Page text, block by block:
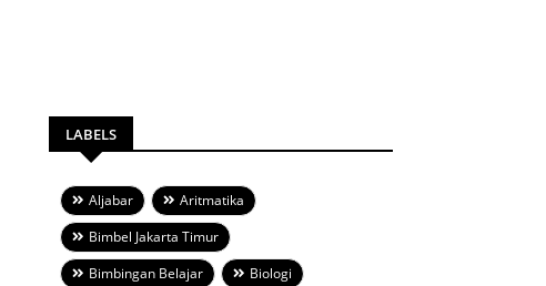
LABELS
Aljabar
Aritmatika
Bimbel Jakarta Timur
Bimbingan Belajar
Biologi